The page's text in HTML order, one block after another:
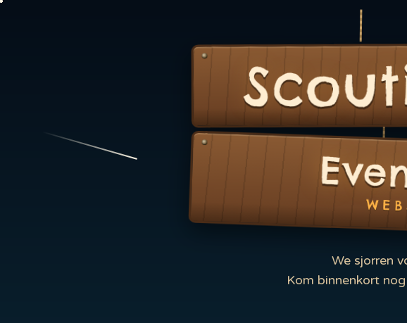
We sjorren
Kom binnenkort